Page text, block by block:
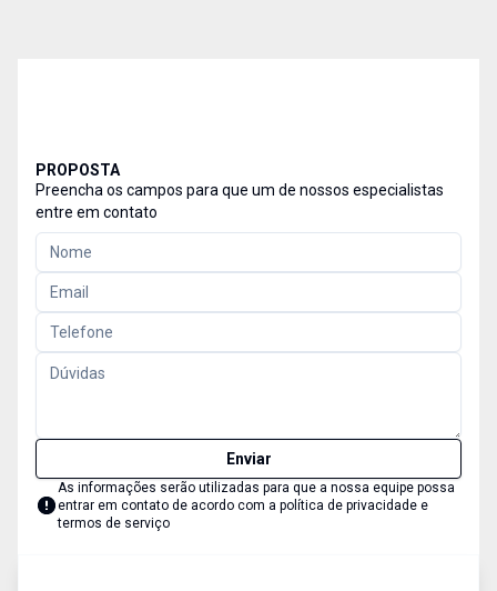
PROPOSTA
Preencha os campos para que um de nossos especialistas
entre em contato
Enviar
As informações serão utilizadas para que a nossa equipe possa
entrar em contato de acordo com a política de privacidade e
termos de serviço